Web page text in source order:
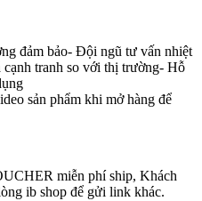
đảm bảo- Đội ngũ tư vấn nhiệt
tranh so với thị trường- Hỗ
sản phẩm khi mở hàng để
miễn phí ship, Khách
ib shop để gửi link khác.